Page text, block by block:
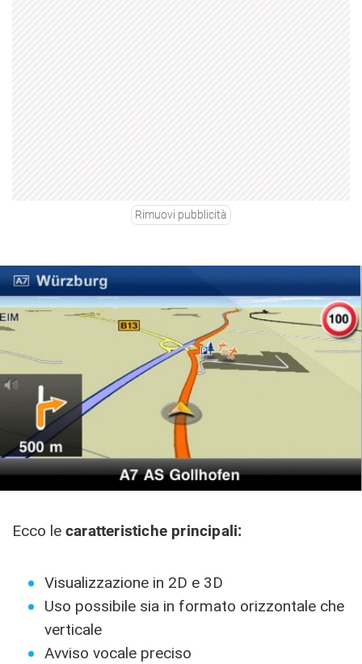
Rimuovi pubblicità
Ecco le caratteristiche principali:
Visualizzazione in 2D e 3D
Uso possibile sia in formato orizzontale che
verticale
Avviso vocale preciso